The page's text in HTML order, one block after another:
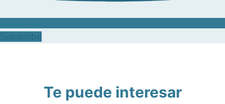
Te puede interesar